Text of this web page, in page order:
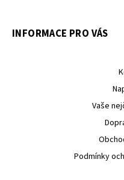
INFORMACE PRO VÁS
Vaše
Podmínky